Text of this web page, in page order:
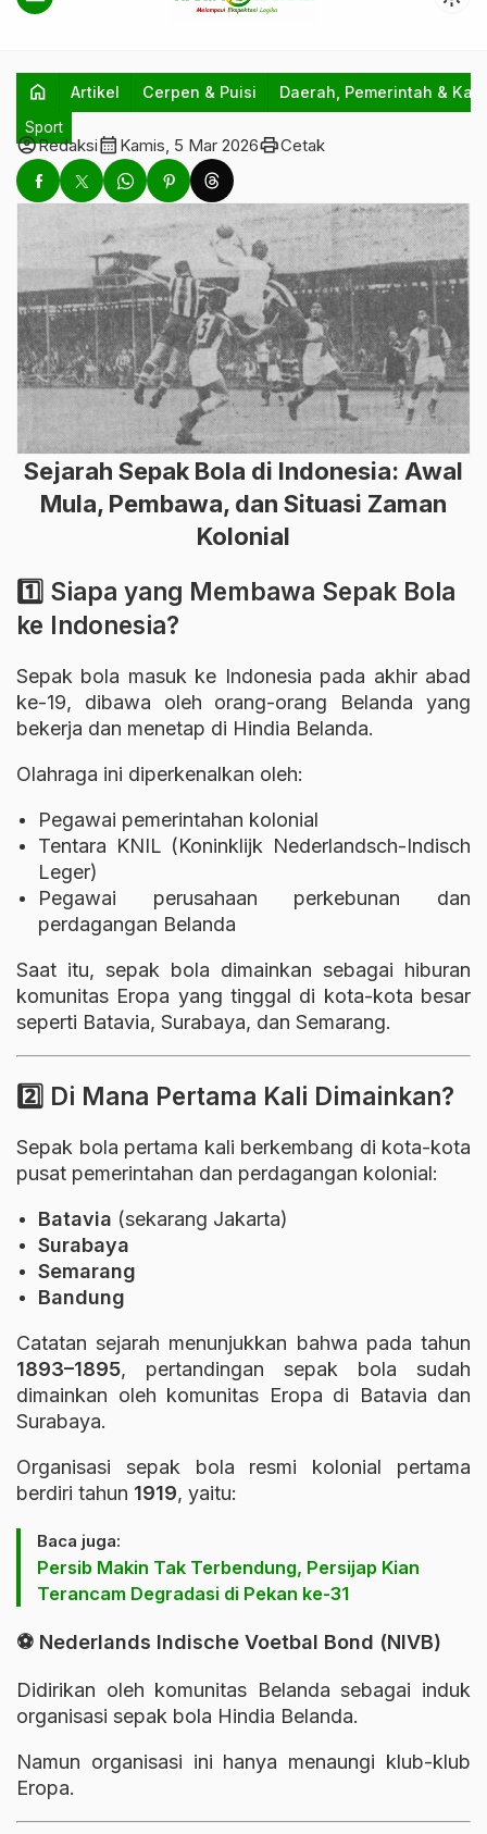
home Artikel Cerpen & Puisi Daerah, Pemerintah &
Sport
account_circleRedaksicalendar_month Kamis, 5 Mar 2026printCetak
Sejarah Sepak Bola di Indonesia: Awal
Mula, Pembawa, dan Situasi Zaman
Kolonial
1️⃣ Siapa yang Membawa Sepak Bola
ke Indonesia?
Sepak bola masuk ke Indonesia pada akhir abad
ke-19, dibawa oleh orang-orang Belanda yang
bekerja dan menetap di Hindia Belanda.
Olahraga ini diperkenalkan oleh:
Pegawai pemerintahan kolonial
Tentara KNIL (Koninklijk Nederlandsch-Indisch
Leger)
Pegawai perusahaan perkebunan dan
perdagangan Belanda
Saat itu, sepak bola dimainkan sebagai hiburan
komunitas Eropa yang tinggal di kota-kota besar
seperti Batavia, Surabaya, dan Semarang.
2️⃣ Di Mana Pertama Kali Dimainkan?
Sepak bola pertama kali berkembang di kota-kota
pusat pemerintahan dan perdagangan kolonial:
Batavia (sekarang Jakarta)
Surabaya
Semarang
Bandung
Catatan sejarah menunjukkan bahwa pada tahun
1893–1895, pertandingan sepak bola sudah
dimainkan oleh komunitas Eropa di Batavia dan
Surabaya.
Organisasi sepak bola resmi kolonial pertama
berdiri tahun 1919, yaitu:
Baca juga:
Persib Makin Tak Terbendung, Persijap Kian
Terancam Degradasi di Pekan ke-31
⚽ Nederlands Indische Voetbal Bond (NIVB)
Didirikan oleh komunitas Belanda sebagai induk
organisasi sepak bola Hindia Belanda.
Namun organisasi ini hanya menaungi klub-klub
Eropa.